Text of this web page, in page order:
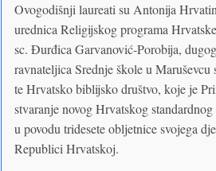
Ovogodišnji laureati su Antonija
urednica Religijskog programa
sc. Đurđica Garvanović-Porobija,
ravnateljica Srednje škole u Maruševcu
te Hrvatsko biblijsko društvo, koje je
stvaranje novog Hrvatskog
u povodu tridesete obljetnice svojega
Republici Hrvatskoj.